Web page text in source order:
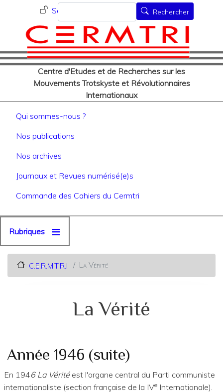
au
contenu
principal
Menu du compte de
Se connecter
Centre d'Etudes et de Recherches sur les
Mouvements Trotskyste et Révolutionnaires
Internationaux
Rechercher Rechercher
Navigation principale
Qui sommes-nous ?
Nos publications
Nos archives
Journaux et Revues numérisé(e)s
Commande des Cahiers du Cermtri
Rubriques
C.E.R.M.T.R.I La Vérité
La Vérité
Année 1946 (suite)
En 1946 La Vérité est l'organe central du Parti communiste
internationaliste (section française de la IVe Internationale).